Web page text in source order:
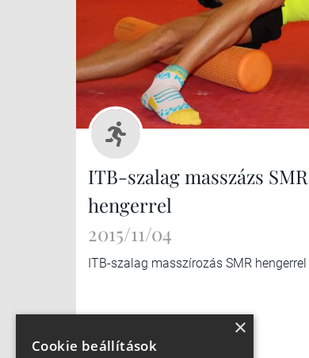
ITB-szalag masszázs SMR
hengerrel
2015/11/04
ITB-szalag masszírozás SMR hengerrel
×
Cookie beállítások